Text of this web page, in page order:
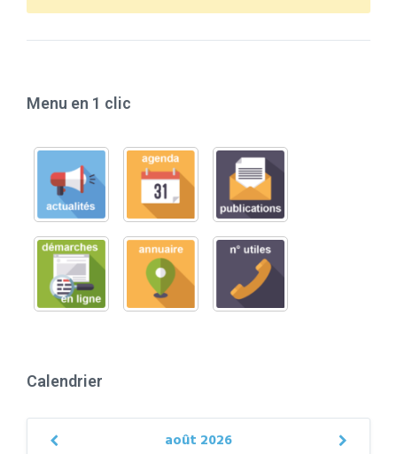
Menu en 1 clic
Calendrier
août 2026
Previous